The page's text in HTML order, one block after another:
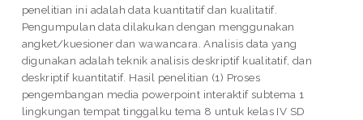
penelitian ini adalah data kuantitatif dan kualitatif.
Pengumpulan data dilakukan dengan menggunakan
angket/kuesioner dan wawancara. Analisis data yang
digunakan adalah teknik analisis deskriptif kualitatif, dan
deskriptif kuantitatif. Hasil penelitian (1) Proses
pengembangan media powerpoint interaktif subtema 1
lingkungan tempat tinggalku tema 8 untuk kelas IV SD